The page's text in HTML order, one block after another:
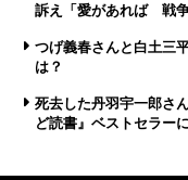
訴え「愛があれば 戦争
つげ義春さんと白土三
は？
死去した丹羽宇一郎さ
ど読書』ベストセラーに